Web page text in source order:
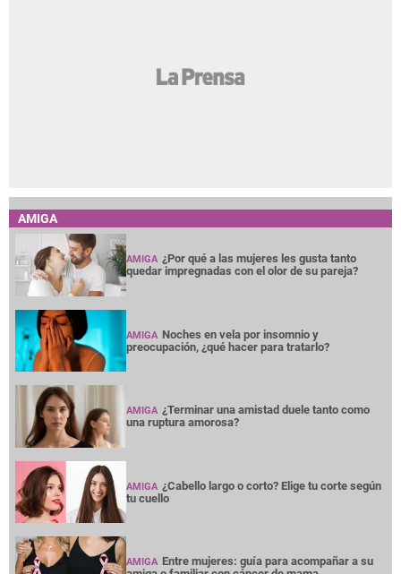
AMIGA
AMIGA ¿Por qué a las mujeres les gusta tanto
quedar impregnadas con el olor de su pareja?
AMIGA Noches en vela por insomnio y
preocupación, ¿qué hacer para tratarlo?
AMIGA ¿Terminar una amistad duele tanto como
una ruptura amorosa?
AMIGA ¿Cabello largo o corto? Elige tu corte según
tu cuello
AMIGA Entre mujeres: guía para acompañar a su